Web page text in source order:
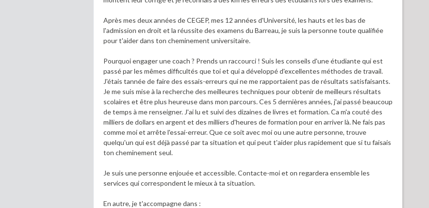
Après mes deux années de CEGEP, mes 12 années d'Université, les hauts et les bas de
l'admission en droit et la réussite des examens du Barreau, je suis la personne toute qualifiée
pour t'aider dans ton cheminement universitaire.
Pourquoi engager une coach ? Prends un raccourci ! Suis les conseils d'une étudiante qui est
passé par les mêmes difficultés que toi et qui a développé d'excellentes méthodes de travail.
J'étais tannée de faire des essais-erreurs qui ne me rapportaient pas de résultats satisfaisants.
Je me suis mise à la recherche des meilleures techniques pour obtenir de meilleurs résultats
scolaires et être plus heureuse dans mon parcours. Ces 5 dernières années, j'ai passé beaucoup
de temps à me renseigner. J'ai lu et suivi des dizaines de livres et formation. Ca m'a couté des
milliers de dollars en argent et des milliers d'heures de formation pour en arriver là. Ne fais pas
comme moi et arrête l'essai-erreur. Que ce soit avec moi ou une autre personne, trouve
quelqu'un qui est déjà passé par ta situation et qui peut t'aider plus rapidement que si tu faisais
ton cheminement seul.
Je suis une personne enjouée et accessible. Contacte-moi et on regardera ensemble les
services qui correspondent le mieux à ta situation.
En autre, je t'accompagne dans :